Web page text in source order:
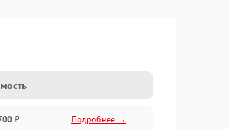
₽ Подробнее →